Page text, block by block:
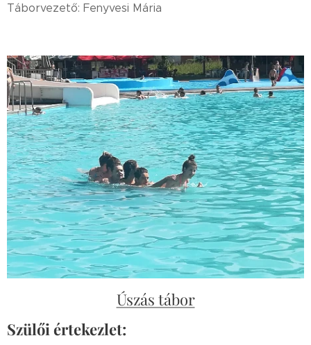
Táborvezető: Fenyvesi Mária
Úszás tábor
Szülői értekezlet: